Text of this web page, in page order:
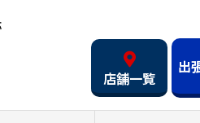
店舗一覧
出